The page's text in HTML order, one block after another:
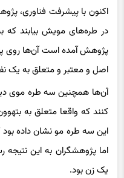
اکنون با پیشرفت فناوری،
در طره‌های مویش بیابند که
پژوهش آمده است آن‌ها روی
اصل و معتبر و متعلق به یک
آن‌ها همچنین سه طره موی دیگر
کنند که واقعا متعلق به
این سه طره‌ مو نشان داده
اما پژوهشگران به این نتیجه
یک زن بود.